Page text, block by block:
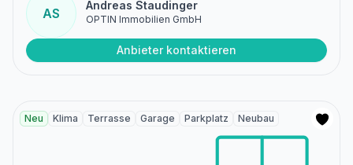
AS
Andreas Staudinger
OPTIN Immobilien GmbH
Anbieter kontaktieren
Neu Klima Terrasse Garage Parkplatz Neubau